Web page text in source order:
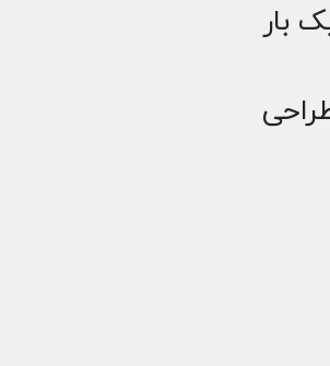
با یک بار
طراحی